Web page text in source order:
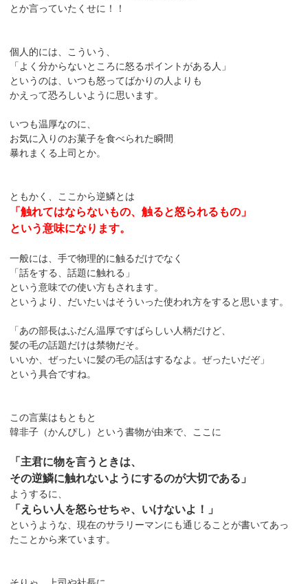
とか言っていたくせに！！
個人的には、こういう、
「よく分からないところに怒るポイントがある人」
というのは、いつも怒ってばかりの人よりも
かえって恐ろしいように思います。
いつも温厚なのに、
お気に入りのお菓子を食べられた瞬間
暴れまくる上司とか。
ともかく、ここから逆鱗とは
「触れてはならないもの、触ると怒られるもの」
という意味になります。
一般には、手で物理的に触るだけでなく
「話をする、話題に触れる」
という意味での使い方もされます。
というより、だいたいはそういった使われ方をすると思います。
「あの部長はふだん温厚ですばらしい人柄だけど、
髪の毛の話題だけは禁物だそ。
いいか、ぜったいに髪の毛の話はするなよ。ぜったいだぞ」
という具合ですね。
この言葉はもともと
韓非子（かんぴし）という書物が由来で、ここに
「主君に物を言うときは、
その逆鱗に触れないようにするのが大切である」
ようするに、
「えらい人を怒らせちゃ、いけないよ！」
というような、現在のサラリーマンにも通じることが書いてあっ
たことから来ています。